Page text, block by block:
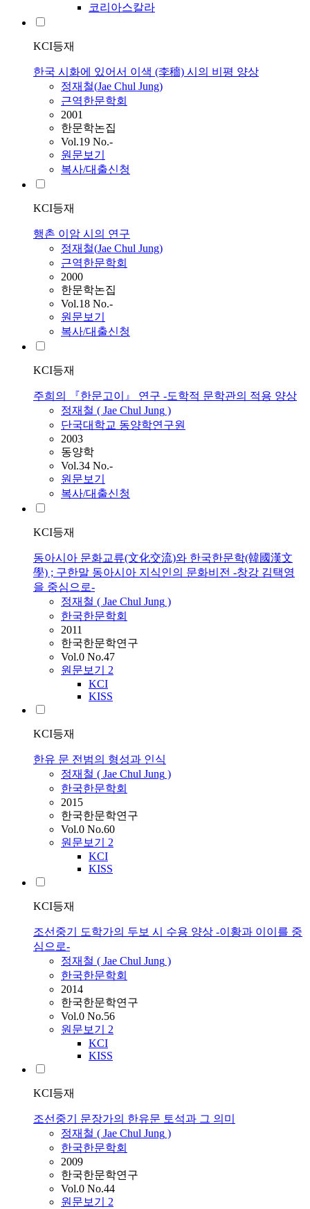
코리아스칼라
KCI등재
한국 시화에 있어서 이색 (李穡) 시의 비평 양상
정재철(Jae Chul Jung)
근역한문학회
2001
한문학논집
Vol.19 No.-
원문보기
복사/대출신청
KCI등재
행촌 이암 시의 연구
정재철(Jae Chul Jung)
근역한문학회
2000
한문학논집
Vol.18 No.-
원문보기
복사/대출신청
KCI등재
주희의 『한문고이』 연구 -도학적 문학관의 적용 양상
정재철 ( Jae Chul Jung )
단국대학교 동양학연구원
2003
동양학
Vol.34 No.-
원문보기
복사/대출신청
KCI등재
동아시아 문화교류(文化交流)와 한국한문학(韓國漢文
學) ; 구한말 동아시아 지식인의 문화비전 -창강 김택영
을 중심으로-
정재철 ( Jae Chul Jung )
한국한문학회
2011
한국한문학연구
Vol.0 No.47
원문보기 2
KCI
KISS
KCI등재
한유 문 전범의 형성과 인식
정재철 ( Jae Chul Jung )
한국한문학회
2015
한국한문학연구
Vol.0 No.60
원문보기 2
KCI
KISS
KCI등재
조선중기 도학가의 두보 시 수용 양상 -이황과 이이를 중
심으로-
정재철 ( Jae Chul Jung )
한국한문학회
2014
한국한문학연구
Vol.0 No.56
원문보기 2
KCI
KISS
KCI등재
조선중기 문장가의 한유문 토석과 그 의미
정재철 ( Jae Chul Jung )
한국한문학회
2009
한국한문학연구
Vol.0 No.44
원문보기 2